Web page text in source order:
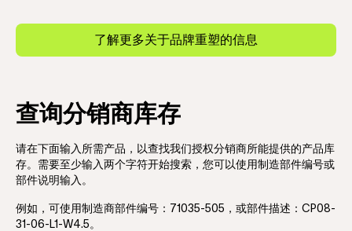
了解更多关于品牌重塑的信息
查询分销商库存
请在下面输入所需产品，以查找我们授权分销商所能提供的产品库
存。需要至少输入两个字符开始搜索，您可以使用制造部件编号或
部件说明输入。
例如，可使用制造商部件编号：71035-505，或部件描述：CP08-
31-06-L1-W4.5。